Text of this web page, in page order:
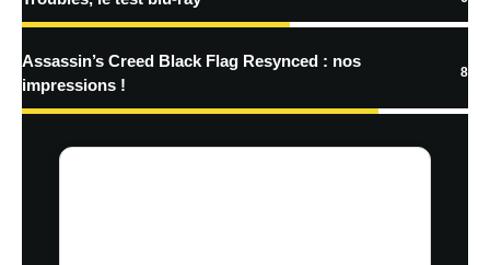
Assassin’s Creed Black Flag Resynced : nos
impressions !
8